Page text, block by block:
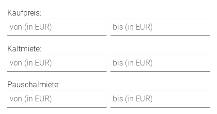
Kaufpreis:
Kaltmiete:
Pauschalmiete: